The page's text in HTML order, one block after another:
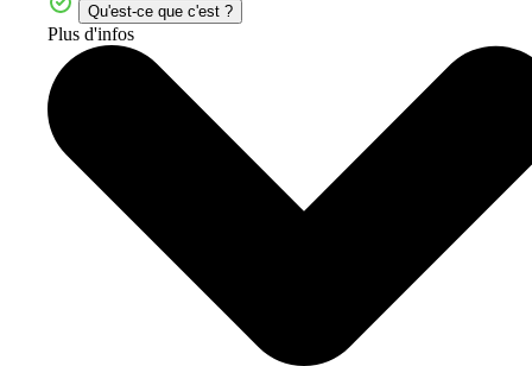
Qu'est-ce que c'est ?
Plus d'infos